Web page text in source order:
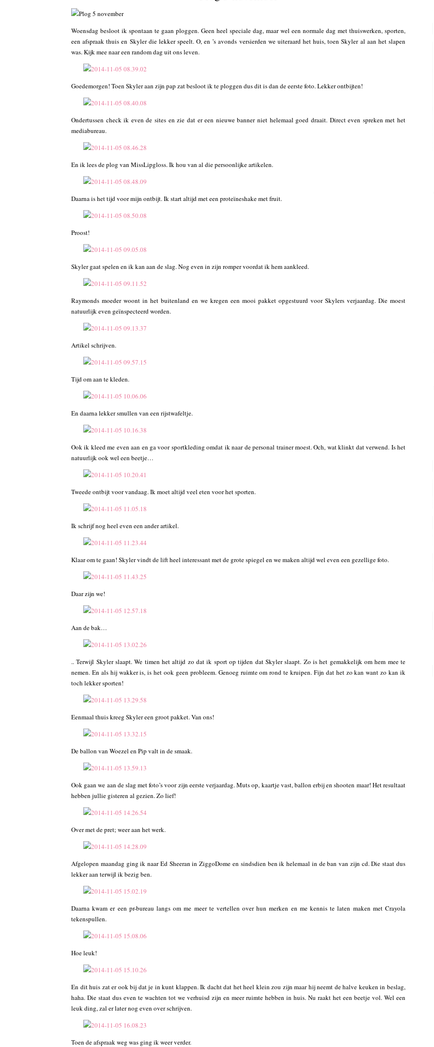
Woensdag besloot ik spontaan te gaan ploggen. Geen heel speciale dag, maar wel een normale dag met thuiswerken, sporten,
een afspraak thuis en Skyler die lekker speelt. O, en ’s avonds versierden we uiteraard het huis, toen Skyler al aan het slapen
was. Kijk mee naar een random dag uit ons leven.
Goedemorgen! Toen Skyler aan zijn pap zat besloot ik te ploggen dus dit is dan de eerste foto. Lekker ontbijten!
Ondertussen check ik even de sites en zie dat er een nieuwe banner niet helemaal goed draait. Direct even spreken met het
mediabureau.
En ik lees de plog van MissLipgloss. Ik hou van al die persoonlijke artikelen.
Daarna is het tijd voor mijn ontbijt. Ik start altijd met een proteïneshake met fruit.
Proost!
Skyler gaat spelen en ik kan aan de slag. Nog even in zijn romper voordat ik hem aankleed.
Raymonds moeder woont in het buitenland en we kregen een mooi pakket opgestuurd voor Skylers verjaardag. Die moest
natuurlijk even geïnspecteerd worden.
Artikel schrijven.
Tijd om aan te kleden.
En daarna lekker smullen van een rijstwafeltje.
Ook ik kleed me even aan en ga voor sportkleding omdat ik naar de personal trainer moest. Och, wat klinkt dat verwend. Is het
natuurlijk ook wel een beetje…
Tweede ontbijt voor vandaag. Ik moet altijd veel eten voor het sporten.
Ik schrijf nog heel even een ander artikel.
Klaar om te gaan! Skyler vindt de lift heel interessant met de grote spiegel en we maken altijd wel even een gezellige foto.
Daar zijn we!
Aan de bak…
.. Terwijl Skyler slaapt. We timen het altijd zo dat ik sport op tijden dat Skyler slaapt. Zo is het gemakkelijk om hem mee te
nemen. En als hij wakker is, is het ook geen probleem. Genoeg ruimte om rond te kruipen. Fijn dat het zo kan want zo kan ik
toch lekker sporten!
Eenmaal thuis kreeg Skyler een groot pakket. Van ons!
De ballon van Woezel en Pip valt in de smaak.
Ook gaan we aan de slag met foto’s voor zijn eerste verjaardag. Muts op, kaartje vast, ballon erbij en shooten maar! Het resultaat
hebben jullie gisteren al gezien. Zo lief!
Over met de pret; weer aan het werk.
Afgelopen maandag ging ik naar Ed Sheeran in ZiggoDome en sindsdien ben ik helemaal in de ban van zijn cd. Die staat dus
lekker aan terwijl ik bezig ben.
Daarna kwam er een pr-bureau langs om me meer te vertellen over hun merken en me kennis te laten maken met Crayola
tekenspullen.
Hoe leuk!
En dit huis zat er ook bij dat je in kunt klappen. Ik dacht dat het heel klein zou zijn maar hij neemt de halve keuken in beslag,
haha. Die staat dus even te wachten tot we verhuisd zijn en meer ruimte hebben in huis. Nu raakt het een beetje vol. Wel een
leuk ding, zal er later nog even over schrijven.
Toen de afspraak weg was ging ik weer verder.